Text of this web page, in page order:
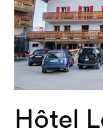
Hôtel